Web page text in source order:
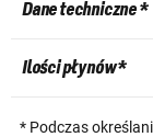
Dane techniczne *
Ilości płynów *
* Podczas